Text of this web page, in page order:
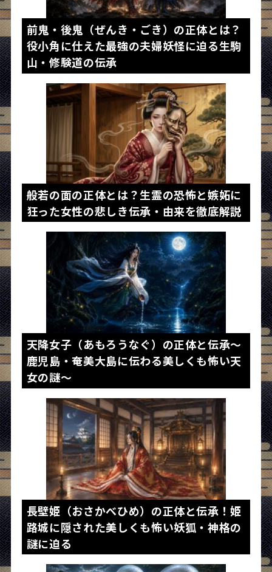
前鬼・後鬼（ぜんき・ごき）の正体とは？
役小角に仕えた最強の夫婦妖怪に迫る生駒
山・修験道の伝承
般若の面の正体とは？生霊の恐怖と嫉妬に
狂った女性の悲しき伝承・由来を徹底解説
天降女子（あもろうなぐ）の正体と伝承～
鹿児島・奄美大島に伝わる美しくも怖い天
女の謎～
長壁姫（おさかべひめ）の正体と伝承！姫
路城に隠された美しくも怖い妖狐・神格の
謎に迫る